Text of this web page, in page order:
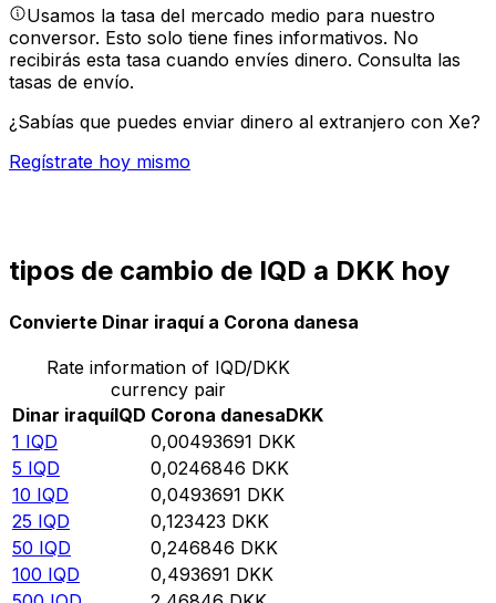
Usamos la tasa del mercado medio para nuestro
conversor. Esto solo tiene fines informativos. No
recibirás esta tasa cuando envíes dinero. Consulta las
tasas de envío.
¿Sabías que puedes enviar dinero al extranjero con Xe?
Regístrate hoy mismo
tipos de cambio de IQD a DKK hoy
Convierte Dinar iraquí a Corona danesa
Rate information of IQD/DKK
currency pair
Dinar iraquíIQD Corona danesaDKK
1 IQD 0,00493691 DKK
5 IQD 0,0246846 DKK
10 IQD 0,0493691 DKK
25 IQD 0,123423 DKK
50 IQD 0,246846 DKK
100 IQD 0,493691 DKK